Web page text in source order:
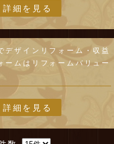
詳細を見る
デザインリフォーム・収益
ームはリフォームバリュー
詳細を見る